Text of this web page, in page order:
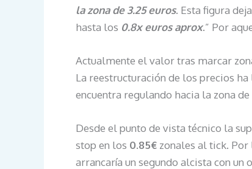
la zona de 3.25 euros. Esta figura
hasta los 0.8x euros aprox.” Por
Actualmente el valor tras marcar
La reestructuración de los precios
encuentra regulando hacia la zona
Desde el punto de vista técnico la
stop en los 0.85€ zonales al tick.
arrancaría un segundo alcista con